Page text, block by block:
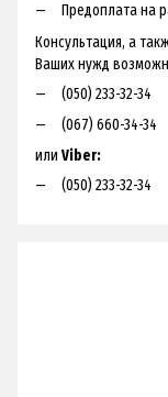
Предоплата на
Консультация, а
Ваших нужд
(050) 233-32-34
(067) 660-34-34
или Viber:
(050) 233-32-34